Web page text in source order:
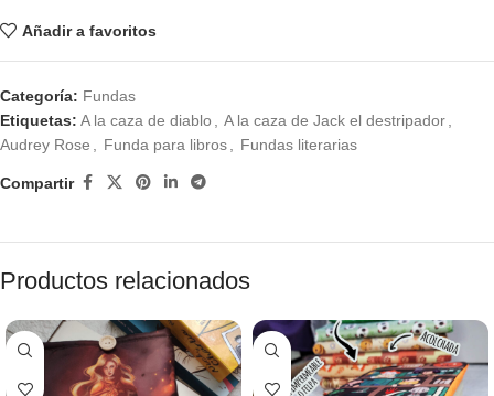
Añadir a favoritos
Categoría: Fundas
Etiquetas: A la caza de diablo A la caza de Jack el destripador
Audrey Rose
Funda para libros Fundas literarias
Compartir
Productos relacionados